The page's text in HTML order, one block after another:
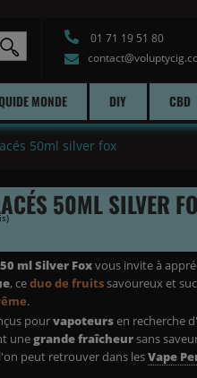
01 71 19 51 80
MONDE DIY CBD
50ml silver fox
50ML SILVER
(10 avis)
ml Silver Foxvous invite à
, ceduo de fruitssavoureux et
.
pourvapoteursen recherche
unegrande fraîcheursans
peut retrouver dans lesVape